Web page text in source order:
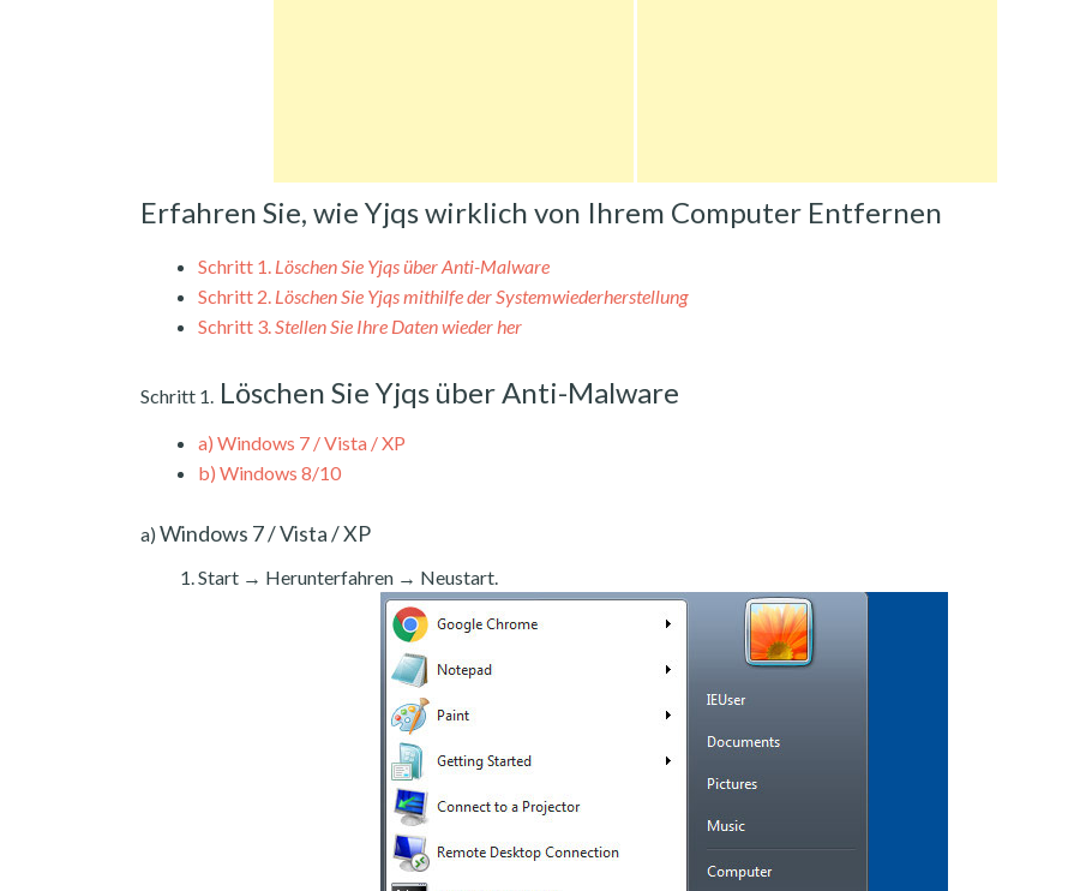
Erfahren Sie, wie Yjqs wirklich von Ihrem Computer Entfernen
Schritt 1. Löschen Sie Yjqs über Anti-Malware
Schritt 2. Löschen Sie Yjqs mithilfe der Systemwiederherstellung
Schritt 3.Stellen Sie Ihre Daten wieder her
Schritt 1. Löschen Sie Yjqs über Anti-Malware
a) Windows 7 / Vista / XP
b) Windows 8/10
a) Windows 7 / Vista / XP
Start → Herunterfahren → Neustart.